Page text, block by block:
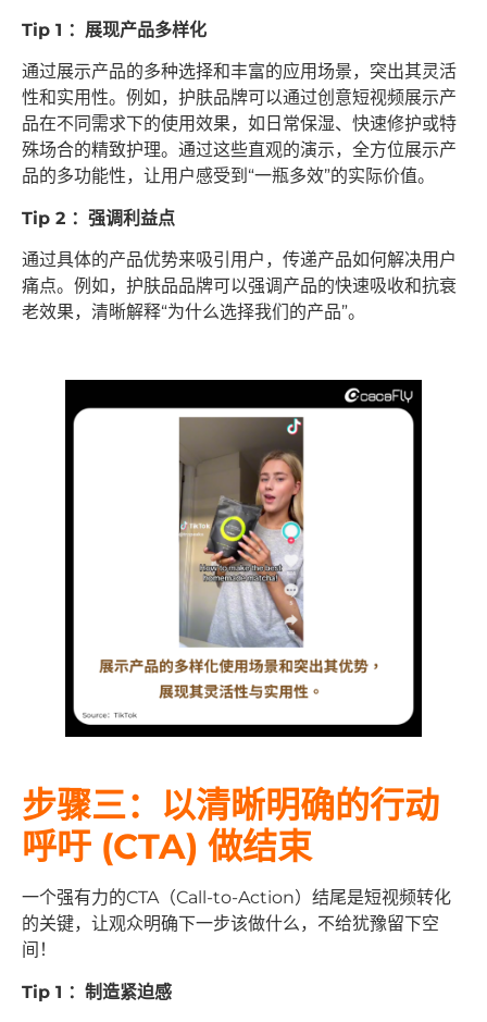
Tip 1 ：展现产品多样化
通过展示产品的多种选择和丰富的应用场景，突出其灵活
性和实用性。例如，护肤品牌可以通过创意短视频展示产
品在不同需求下的使用效果，如日常保湿、快速修护或特
殊场合的精致护理。通过这些直观的演示，全方位展示产
品的多功能性，让用户感受到“一瓶多效”的实际价值。
Tip 2 ：强调利益点
通过具体的产品优势来吸引用户，传递产品如何解决用户
痛点。例如，护肤品品牌可以强调产品的快速吸收和抗衰
老效果，清晰解释“为什么选择我们的产品”。
步骤三：以清晰明确的行动
呼吁 (CTA) 做结束
一个强有力的CTA（Call-to-Action）结尾是短视频转化
的关键，让观众明确下一步该做什么，不给犹豫留下空
间！
Tip 1 ：制造紧迫感